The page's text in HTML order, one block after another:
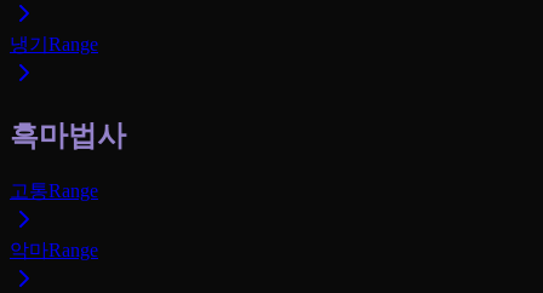
냉기 Range
흑마법사
고통Range
악마Range